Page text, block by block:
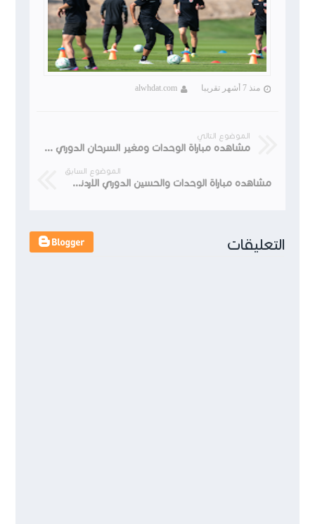
منذ 7 أشهر تقريبا alwhdat.com
الموضوع التالي
مشاهده مباراة الوحدات ومغير السرحان الدوري الأردني للمحترفين CFI
الموضوع السابق
مشاهده مباراة الوحدات والحسين الدوري الاردني للمحترفين CFI
التعليقات